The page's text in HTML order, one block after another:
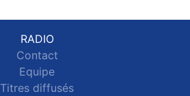
RADIO
Contact
Equipe
Titres diffusés